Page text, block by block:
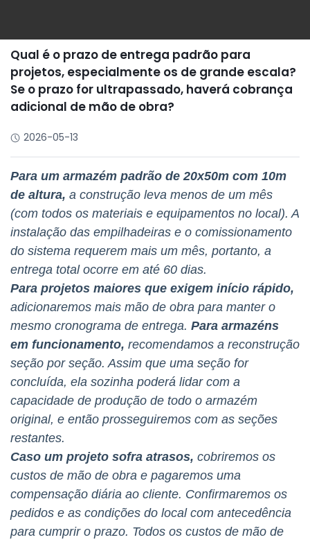
Qual é o prazo de entrega padrão para
projetos, especialmente os de grande escala?
Se o prazo for ultrapassado, haverá cobrança
adicional de mão de obra?
2026-05-13
Para um armazém padrão de 20x50m com 10m
de altura, a construção leva menos de um mês
(com todos os materiais e equipamentos no local). A
instalação das empilhadeiras e o comissionamento
do sistema requerem mais um mês, portanto, a
entrega total ocorre em até 60 dias.
Para projetos maiores que exigem início rápido,
adicionaremos mais mão de obra para manter o
mesmo cronograma de entrega. Para armazéns
em funcionamento, recomendamos a reconstrução
seção por seção. Assim que uma seção for
concluída, ela sozinha poderá lidar com a
capacidade de produção de todo o armazém
original, e então prosseguiremos com as seções
restantes.
Caso um projeto sofra atrasos, cobriremos os
custos de mão de obra e pagaremos uma
compensação diária ao cliente. Confirmaremos os
pedidos e as condições do local com antecedência
para cumprir o prazo. Todos os custos de mão de